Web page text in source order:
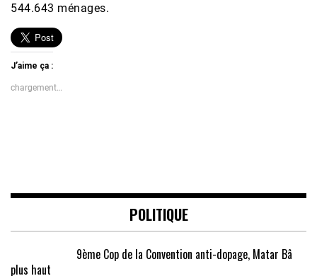
544.643 ménages.
J’aime ça :
chargement…
POLITIQUE
9ème Cop de la Convention anti-dopage, Matar Bâ
plus haut